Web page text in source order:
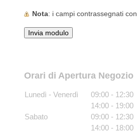
Nota : i campi contrassegnati con
Orari di Apertura Negozio
Lunedì - Venerdì 09:00 - 12:30
14:00 - 19:00
Sabato
09:00 - 12:30
14:00 - 18:00